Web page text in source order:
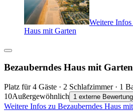
Weitere
Haus mit Garten
Bezauberndes Haus mit Garten
Platz für 4 Gäste · 2 Schlafzimmer · 1
10Außergewöhnlich 1 externe Bewertung
Weitere Infos zu Bezauberndes Haus